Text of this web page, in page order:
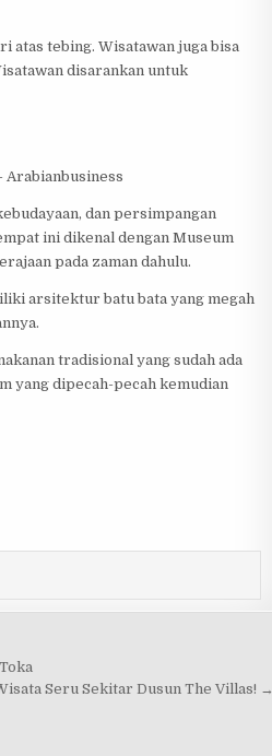
atas tebing. Wisatawan juga bisa
disarankan untuk
dan persimpangan
ini dikenal dengan Museum
pada zaman dahulu.
arsitektur batu bata yang megah
tradisional yang sudah ada
yang dipecah-pecah kemudian
Seru Sekitar Dusun The Villas! →